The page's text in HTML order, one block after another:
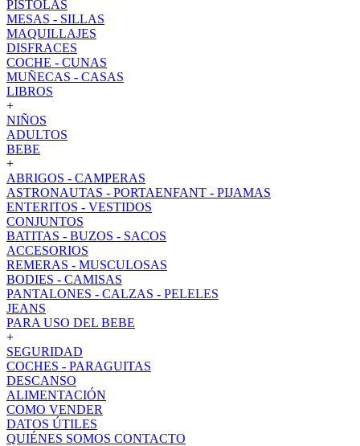
PISTOLAS
MESAS - SILLAS
MAQUILLAJES
DISFRACES
COCHE - CUNAS
MUÑECAS - CASAS
LIBROS
+
NIÑOS
ADULTOS
BEBE
+
ABRIGOS - CAMPERAS
ASTRONAUTAS - PORTAENFANT - PIJAMAS
ENTERITOS - VESTIDOS
CONJUNTOS
BATITAS - BUZOS - SACOS
ACCESORIOS
REMERAS - MUSCULOSAS
BODIES - CAMISAS
PANTALONES - CALZAS - PELELES
JEANS
PARA USO DEL BEBE
+
SEGURIDAD
COCHES - PARAGUITAS
DESCANSO
ALIMENTACIÓN
COMO VENDER
DATOS ÚTILES
QUIÉNES SOMOS CONTACTO